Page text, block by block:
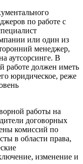
по работе с
или один из
менеджер,
аутсорсинге. В
работе должен иметь
юридическое, реже
работы на
договорных
комиссий по
в области права,
изменение и